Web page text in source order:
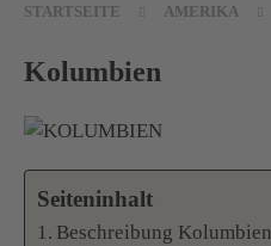
STARTSEITE AMERIKA
Kolumbien
Seiteninhalt
Beschreibung Kolumbien